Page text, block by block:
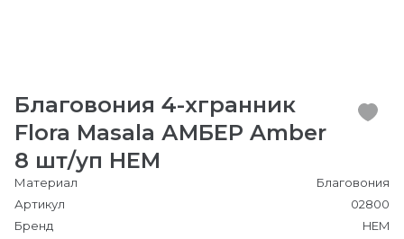
Благовония 4-хгранник
Flora Masala АМБЕР Amber
8 шт/уп HEM
Материал
Благовония
Артикул
02800
Бренд
HEM